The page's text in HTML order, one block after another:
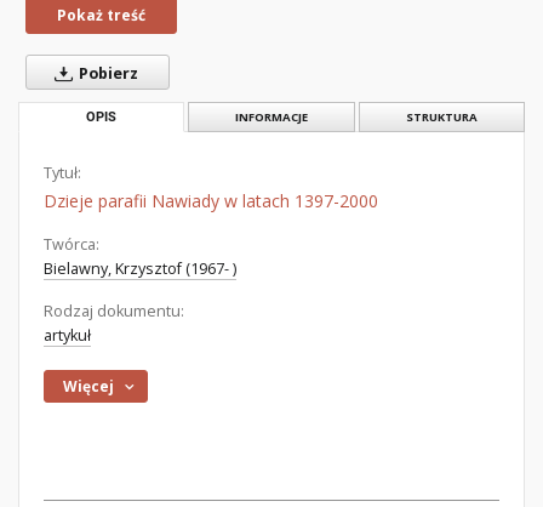
Pokaż treść
Pobierz
OPIS INFORMACJE STRUKTURA
Tytuł:
Dzieje parafii Nawiady w latach 1397-2000
Twórca:
Bielawny, Krzysztof (1967- )
Rodzaj dokumentu:
artykuł
Więcej